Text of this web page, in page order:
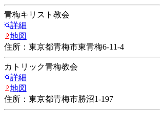
青梅キリスト教会
詳細
地図
住所：東京都青梅市東青梅6-11-4
カトリック青梅教会
詳細
地図
住所：東京都青梅市勝沼1-197